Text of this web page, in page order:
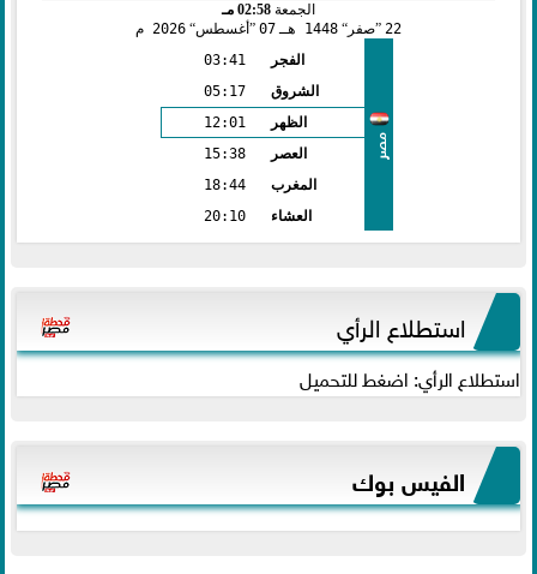
الجمعة 02:58 مـ
22 صفر 1448 هـ 07 أغسطس 2026 م
مصر
الفجر
03:41
الشروق
05:17
الظهر
12:01
العصر
15:38
المغرب
18:44
العشاء
20:10
استطلاع الرأي
استطلاع الرأي: اضغط للتحميل
الفيس بوك